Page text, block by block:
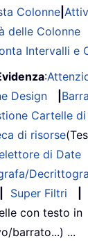
Colonne
delle Colonne
Intervalli e
:
Design
Cartelle
di risorse
di Date
Super Filtri
con testo in
barrato...) ...